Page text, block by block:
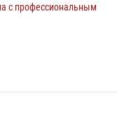
с профессиональным
Центрального